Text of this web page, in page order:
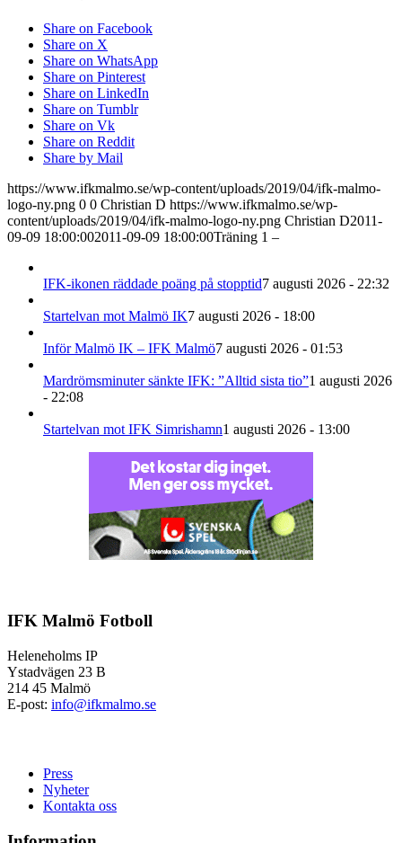
Share on Facebook
Share on X
Share on WhatsApp
Share on Pinterest
Share on LinkedIn
Share on Tumblr
Share on Vk
Share on Reddit
Share by Mail
https://www.ifkmalmo.se/wp-content/uploads/2019/04/ifk-malmo-
logo-ny.png 0 0 Christian D https://www.ifkmalmo.se/wp-
content/uploads/2019/04/ifk-malmo-logo-ny.png Christian D2011-
09-09 18:00:002011-09-09 18:00:00Träning 1 –
IFK-ikonen räddade poäng på stopptid7 augusti 2026 - 22:32
Startelvan mot Malmö IK7 augusti 2026 - 18:00
Inför Malmö IK – IFK Malmö7 augusti 2026 - 01:53
Mardrömsminuter sänkte IFK: ”Alltid sista tio”1 augusti 2026
- 22:08
Startelvan mot IFK Simrishamn1 augusti 2026 - 13:00
IFK Malmö Fotboll
Heleneholms IP
Ystadvägen 23 B
214 45 Malmö
E-post: info@ifkmalmo.se
Press
Nyheter
Kontakta oss